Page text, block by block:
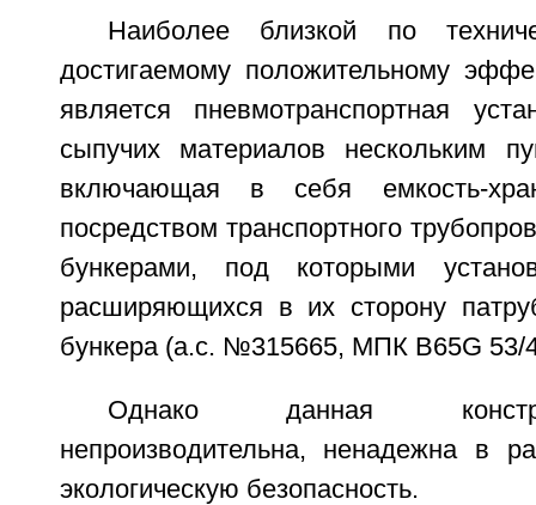
Наиболее близкой по
достигаемому положительному
является пневмотранспортная
сыпучих материалов нескольким
включающая в себя емкость-
посредством транспортного
бункерами, под которыми
расширяющихся в их сторону
бункера (а.с. №315665, МПК B65G 53/
Однако данная
непроизводительна, ненадежна в
экологическую безопасность.